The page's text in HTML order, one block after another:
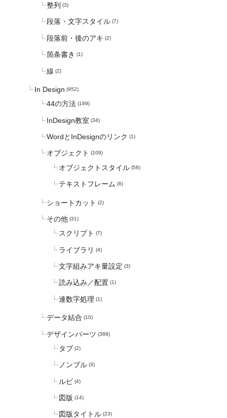
整列 (3)
段落・文字スタイル (7)
段落前・後のアキ (2)
箇条書き (1)
線 (2)
In Design (952)
44の方法 (189)
InDesign教室 (34)
WordとInDesignのリンク (1)
オブジェクト (109)
オブジェクトスタイル (58)
テキストフレーム (6)
ショートカット (2)
その他 (31)
スクリプト (7)
ライブラリ (4)
文字組みアキ量設定 (3)
読み込み／配置 (1)
連数字処理 (1)
データ結合 (10)
デザインパーツ (388)
タブ (2)
ノンブル (3)
ルビ (4)
図版 (14)
図版タイトル (23)